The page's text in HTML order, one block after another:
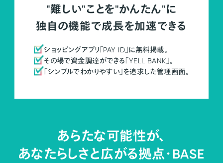
"難しい"ことを"かんたん"に
独自の機能で成長を加速できる
ショッピングアプリ「PAY ID」に無料掲載。
その場で資金調達ができる「YELL BANK」。
「シンプルでわかりやすい」を追求した管理画面。
あらたな可能性が、
あなたらしさと広がる拠点・BASE